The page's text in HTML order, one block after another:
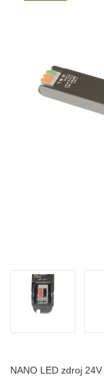
NANO LED zdroj